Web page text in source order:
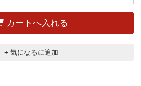
カートへ入れる
+ 気になるに追加